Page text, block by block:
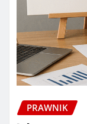
PRAWNIK